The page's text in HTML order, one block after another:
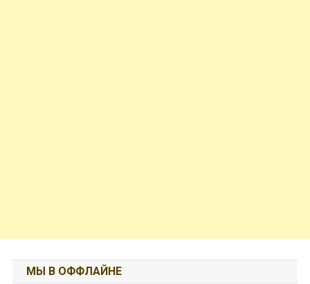
МЫ В ОФФЛАЙНЕ